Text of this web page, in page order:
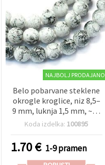
NAJBOLJ PRODAJANO
Belo pobarvane steklene
okrogle kroglice, niz 8,5–
9 mm, luknja 1,5 mm, ~80
cm (~104 kos) – za nakit in
Koda izdelka: 100895
1.70€ 1-9 pramen